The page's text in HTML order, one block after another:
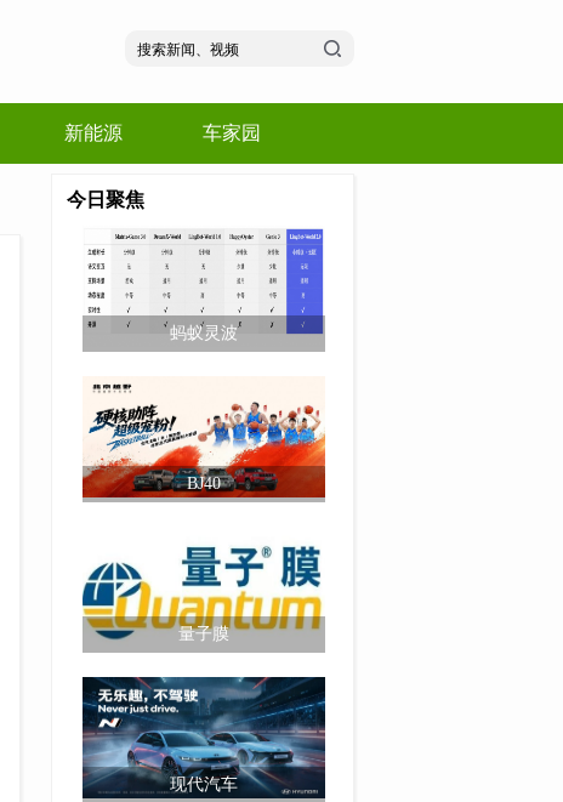
新能源 车家园
今日聚焦
蚂蚁灵波
BJ40
量子膜
现代汽车